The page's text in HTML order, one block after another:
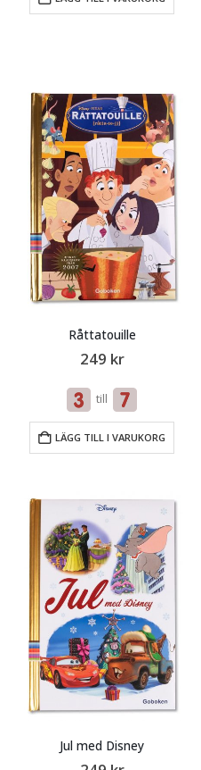
Råttatouille
249 kr
till
LÄGG TILL I VARUKORG
Jul med Disney